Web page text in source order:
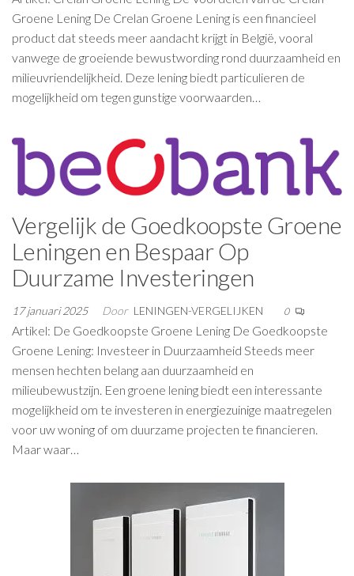
Groene Lening De Crelan Groene Lening is een financieel
product dat steeds meer aandacht krijgt in België, vooral
vanwege de groeiende bewustwording rond duurzaamheid en
milieuvriendelijkheid. Deze lening biedt particulieren de
mogelijkheid om tegen gunstige voorwaarden…
Vergelijk de Goedkoopste Groene
Leningen en Bespaar Op
Duurzame Investeringen
17 januari 2025 Door LENINGEN-VERGELIJKEN 0
Artikel: De Goedkoopste Groene Lening De Goedkoopste
Groene Lening: Investeer in Duurzaamheid Steeds meer
mensen hechten belang aan duurzaamheid en
milieubewustzijn. Een groene lening biedt een interessante
mogelijkheid om te investeren in energiezuinige maatregelen
voor uw woning of om duurzame projecten te financieren.
Maar waar…